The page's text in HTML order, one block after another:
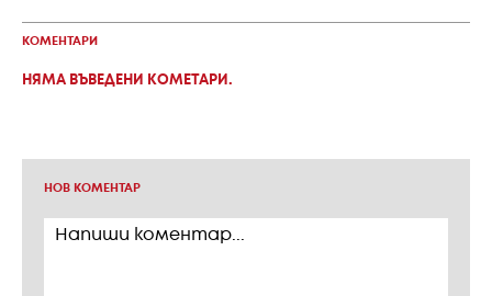
КОМЕНТАРИ
НЯМА ВЪВЕДЕНИ КОМЕТАРИ.
НОВ КОМЕНТАР